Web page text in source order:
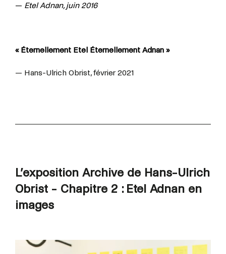
— Etel Adnan, juin 2016
« Éternellement Etel Éternellement Adnan »
— Hans-Ulrich Obrist, février 2021
L’exposition Archive de Hans-Ulrich
Obrist - Chapitre 2 : Etel Adnan en
images